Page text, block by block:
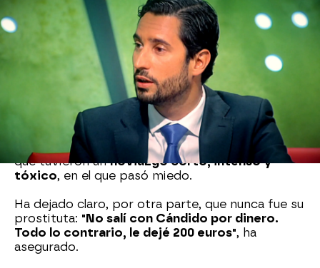
En 'Y ahora Sonsoles' hemos hablado con la
denunciante y nos ha asegurado que en el
momento en que la actriz estaba en televisión,
ella y el abogadoestaban juntos en la cama
"Estábamos teniendo relaciones sexuales con la
tele puesta", ha asegurado.
Además, en el programa nos hicimos eco de qué
tipo de relación mantenía esta joven brasileña
con Conde-Pumpido Jr. Ella ha asegurado que el
abogado le "hacía hacer cosas que no quería" y
que tuvieron unnoviazgo corto, intenso y
tóxico, en el que pasó miedo.
Ha dejado claro, por otra parte, que nunca fue su
prostituta: "No salí con Cándido por dinero.
Todo lo contrario, le dejé 200 euros", ha
asegurado.